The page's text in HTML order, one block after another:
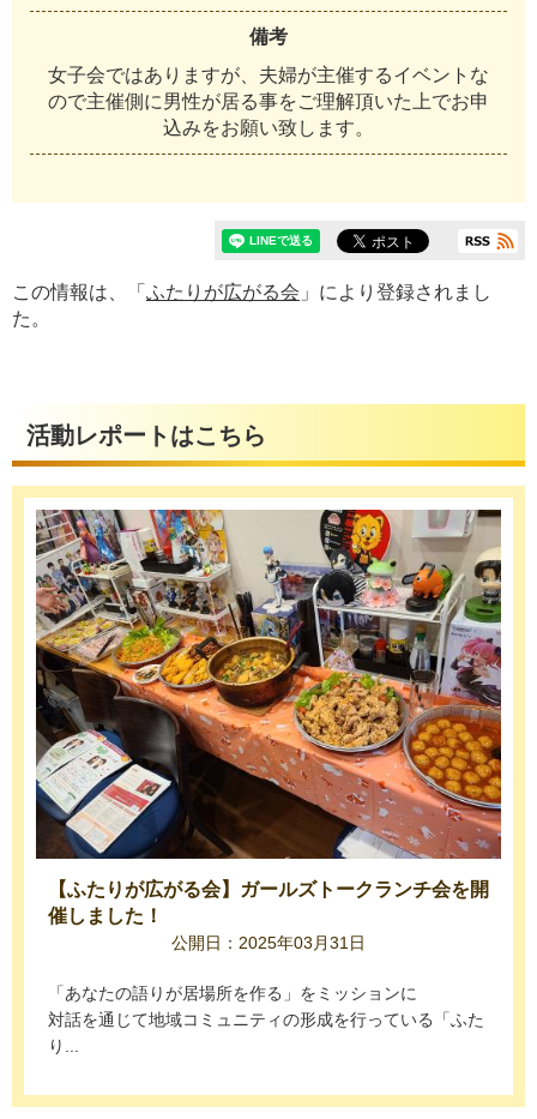
備考
女子会ではありますが、夫婦が主催するイベントな
ので主催側に男性が居る事をご理解頂いた上でお申
込みをお願い致します。
この情報は、「 ふたりが広がる会 」により登録されまし
た。
活動レポートはこちら
【ふたりが広がる会】ガールズトークランチ会を開
催しました！
公開日：2025年03月31日
「あなたの語りが居場所を作る」をミッションに
対話を通じて地域コミュニティの形成を行っている「ふた
り...